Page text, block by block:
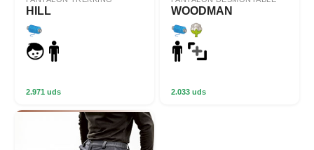
HILL
2.971 uds
WOODMAN
2.033 uds